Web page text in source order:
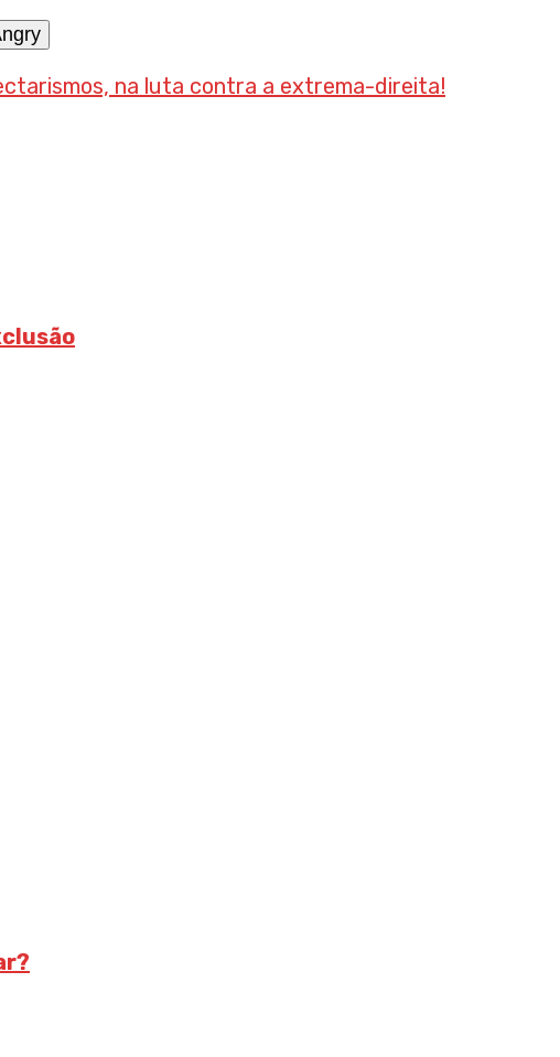
na luta contra a extrema-direita!